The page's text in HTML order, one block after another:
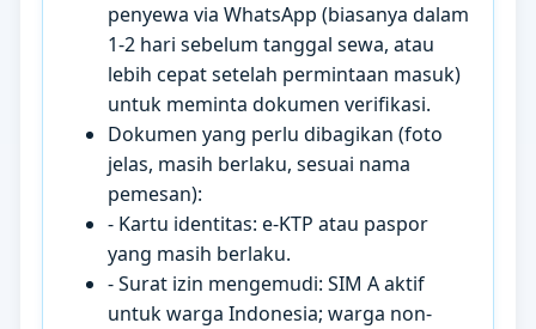
penyewa via WhatsApp (biasanya dalam
1-2 hari sebelum tanggal sewa, atau
lebih cepat setelah permintaan masuk)
untuk meminta dokumen verifikasi.
Dokumen yang perlu dibagikan (foto
jelas, masih berlaku, sesuai nama
pemesan):
- Kartu identitas: e-KTP atau paspor
yang masih berlaku.
- Surat izin mengemudi: SIM A aktif
untuk warga Indonesia; warga non-